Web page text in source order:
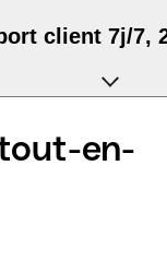
client 7j/7,
en-